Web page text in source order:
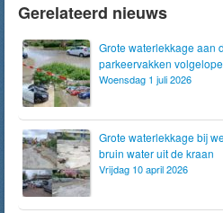
Gerelateerd nieuws
Grote waterlekkage aan
parkeervakken
Woensdag 1 juli 2026
Grote waterlekkage bij
bruin water uit de kraan
Vrijdag 10 april 2026